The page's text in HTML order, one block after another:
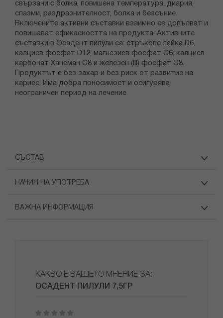
свързани с болка, повишена температура, диария,
спазми, раздразнителност, болка и безсъние.
Включените активни съставки взаимно се допълват и
повишават ефикасността на продукта. Активните
съставки в Осадент пилули са: стръкове лайка D6,
калциев фосфат D12, магнезиев фосфат C6, калциев
карбонат Ханеман C8 и железен (III) фосфат C8.
Продуктът е без захар и без риск от развитие на
кариес. Има добра поносимост и осигурява
неограничен период на лечение.
СЪСТАВ
НАЧИН НА УПОТРЕБА
ВАЖНА ИНФОРМАЦИЯ
КАКВО Е ВАШЕТО МНЕНИЕ ЗА:
ОСАДЕНТ ПИЛУЛИ 7,5ГР